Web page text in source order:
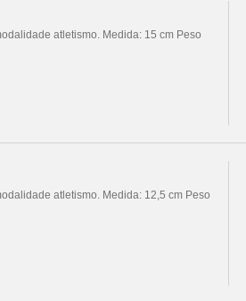
atletismo. Medida: 15 cm Peso
atletismo. Medida: 12,5 cm Peso